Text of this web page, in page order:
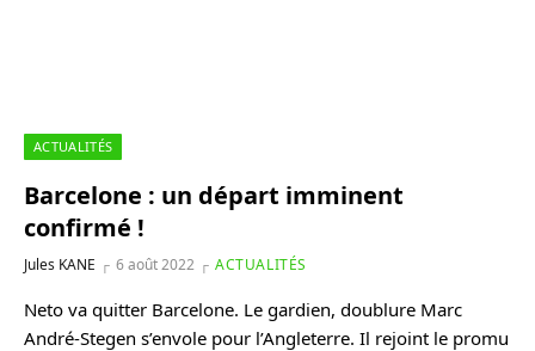
ACTUALITÉS
Barcelone : un départ imminent
confirmé !
Jules KANE 6 août 2022 ACTUALITÉS
Neto va quitter Barcelone. Le gardien, doublure Marc
André-Stegen s’envole pour l’Angleterre. Il rejoint le promu